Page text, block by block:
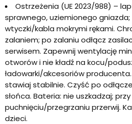
Ostrzeżenia (UE 2023/988) –
sprawnego, uziemionego
wtyczki/kabla mokrymi rękami.
zalaniem; po zalaniu odłącz
serwisem. Zapewnij wentylację
otworów i nie kładź na kocu/
ładowarki/akcesoriów
stawiaj stabilnie. Czyść po
słońca. Bateria: nie uszkadzaj; przy
puchnięciu/przegrzaniu przerwij.
dzieci.